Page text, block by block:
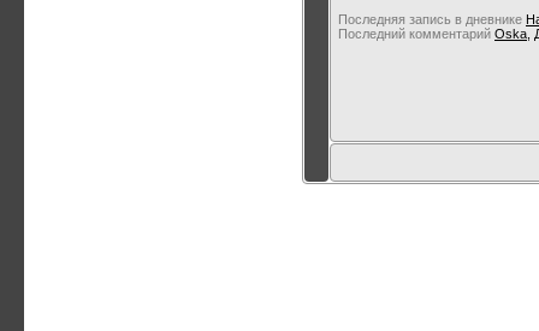
Последняя запись в дневнике
Последний комментарий Oska